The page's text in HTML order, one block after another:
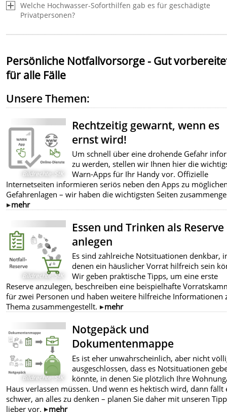
Welche Hochwasser-Soforthilfen gab es für geschädigte
Privatpersonen?
Persönliche Notfallvorsorge - Gut
für alle Fälle
Unsere Themen:
Bildrechte: StK
Rechtzeitig gewarnt, wenn es
ernst wird!
Um schnell über eine drohende Gefahr
zu werden, stellen wir Ihnen hier die
Warn-Apps für Ihr Handy vor. Offizielle
Internetseiten informieren seriös neben den Apps zu
Gefahrenlagen – wir haben die wichtigsten Seiten
mehr
Bildrechte: StK
Essen und Trinken als Reserve
anlegen
Es sind zahlreiche Notsituationen denkbar,
denen ein häuslicher Vorrat hilfreich sein
Wir geben praktische Tipps, um eine erste
Reserve anzulegen, beschreiben eine beispielhafte
für zwei Personen und haben weitere hilfreiche Informationen
Thema zusammengestellt.
mehr
Bildrechte:StK
Notgepäck und
Dokumentenmappe
Es ist eher unwahrscheinlich, aber nicht
ausgeschlossen, dass es Notsituationen
könnte, in denen Sie plötzlich Ihre
Haus verlassen müssen. Und wenn es hektisch wird, dann fällt
schwer, an alles zu denken – planen Sie daher mit unseren
lieber vor.
mehr